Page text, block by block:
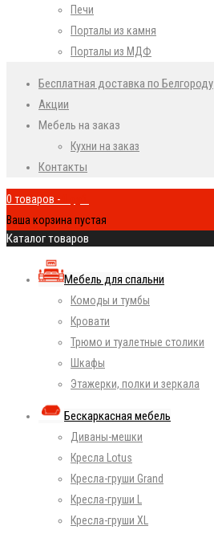
Печи
Порталы из камня
Порталы из МДФ
Бесплатная доставка по Белгороду
Акции
Мебель на заказ
Кухни на заказ
Контакты
0 товаров -
Ваша корзина пустая
Каталог товаров
Мебель для спальни
Комоды и тумбы
Кровати
Трюмо и туалетные столики
Шкафы
Этажерки, полки и зеркала
Бескаркасная мебель
Диваны-мешки
Кресла Lotus
Кресла-груши Grand
Кресла-груши L
Кресла-груши XL